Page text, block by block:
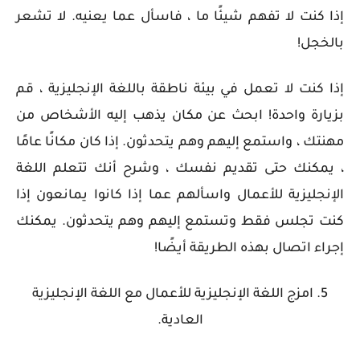
إذا كنت لا تفهم شيئًا ما ، فاسأل عما يعنيه. لا تشعر
بالخجل!
إذا كنت لا تعمل في بيئة ناطقة باللغة الإنجليزية ، قم
بزيارة واحدة! ابحث عن مكان يذهب إليه الأشخاص من
مهنتك ، واستمع إليهم وهم يتحدثون. إذا كان مكانًا عامًا
، يمكنك حتى تقديم نفسك ، وشرح أنك تتعلم اللغة
الإنجليزية للأعمال واسألهم عما إذا كانوا يمانعون إذا
كنت تجلس فقط وتستمع إليهم وهم يتحدثون. يمكنك
إجراء اتصال بهذه الطريقة أيضًا!
5. امزج اللغة الإنجليزية للأعمال مع اللغة الإنجليزية
العادية.